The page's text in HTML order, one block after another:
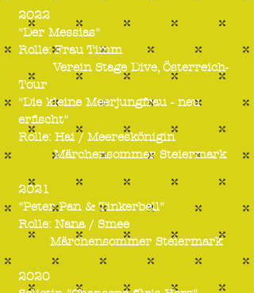
2022
"Der Messias"
Rolle: Frau Timm
Verein Stage Dive, Österreich-
Tour
"Die kleine Meerjungfrau - neu
erfischt"
Rolle: Hai / Meereskönigin
Märchensommer Steiermark
2021
"Peter Pan & Tinkerbell"
Rolle: Nana / Smee
Märchensommer Steiermark
2020